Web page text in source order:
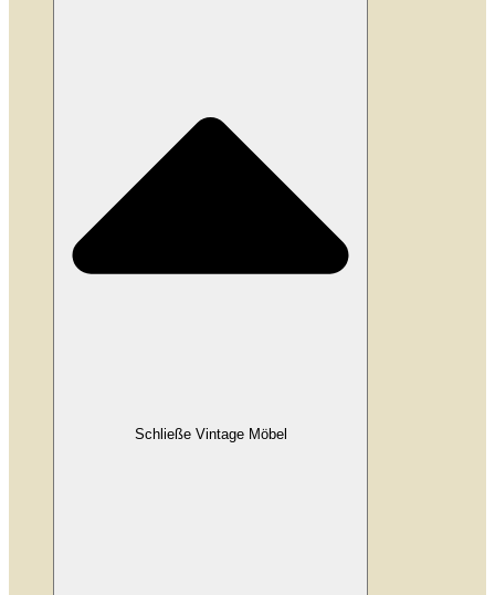
Schließe Vintage Möbel